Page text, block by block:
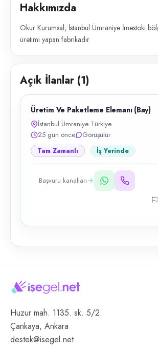
Hakkımızda
Okur Kurumsal, İstanbul Ümraniye İmestoki
üretimi yapan fabrikadır.
Açık İlanlar (1)
Üretim Ve Paketleme Elemanı (Bay)
İstanbul Ümraniye Türkiye
25 gün önce
Görüşülür
Tam Zamanlı İş Yerinde
Başvuru kanalları
Huzur mah. 1135. sk. 5/2
Çankaya, Ankara
destek@isegel.net